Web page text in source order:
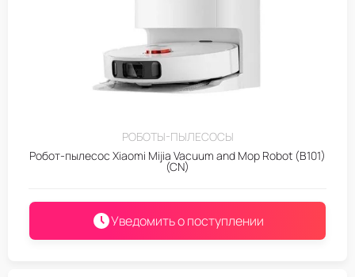
РОБОТЫ-ПЫЛЕСОСЫ
Робот-пылесос Xiaomi Mijia Vacuum and Mop Robot (B101)
(CN)
Уведомить о поступлении